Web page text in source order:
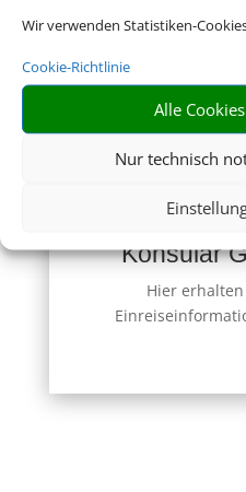
Wir verwenden Statistiken-
Cookie-Richtlinie
Alle
Nur technisch
Zur
Konsular
Hier